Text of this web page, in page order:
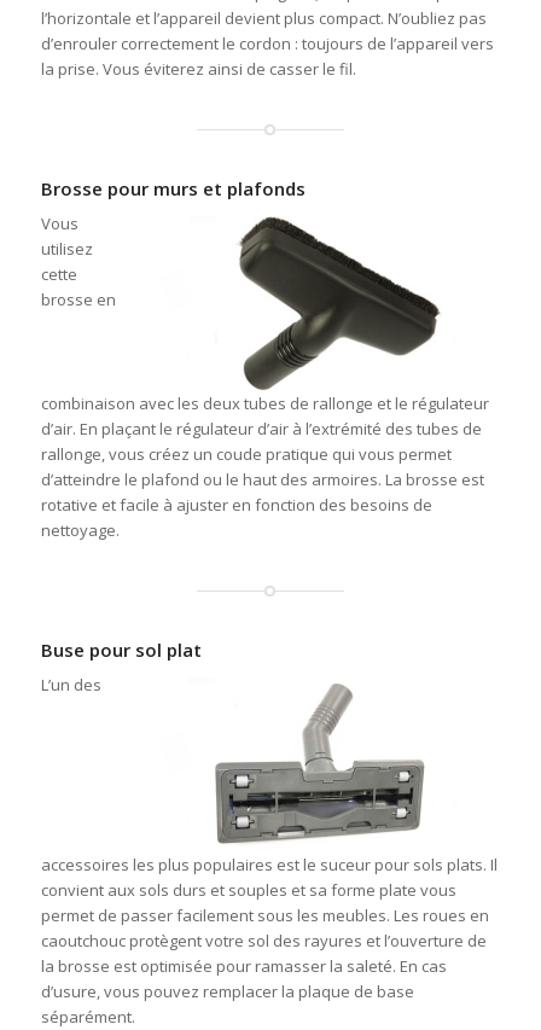
l’horizontale et l’appareil devient plus compact. N’oubliez pas
d’enrouler correctement le cordon : toujours de l’appareil vers
la prise. Vous éviterez ainsi de casser le fil.
Brosse pour murs et plafonds
Vous
utilisez
cette
brosse en
combinaison avec les deux tubes de rallonge et le régulateur
d’air. En plaçant le régulateur d’air à l’extrémité des tubes de
rallonge, vous créez un coude pratique qui vous permet
d’atteindre le plafond ou le haut des armoires. La brosse est
rotative et facile à ajuster en fonction des besoins de
nettoyage.
Buse pour sol plat
L’un des
accessoires les plus populaires est le suceur pour sols plats. Il
convient aux sols durs et souples et sa forme plate vous
permet de passer facilement sous les meubles. Les roues en
caoutchouc protègent votre sol des rayures et l’ouverture de
la brosse est optimisée pour ramasser la saleté. En cas
d’usure, vous pouvez remplacer la plaque de base
séparément.